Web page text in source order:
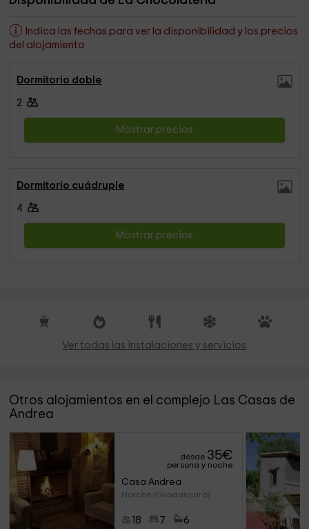
Indica las fechas para ver la disponibilidad y los precios
del alojamiento
Dormitorio doble
2
Mostrar precios
Dormitorio cuádruple
4
Mostrar precios
Ver todas las instalaciones y servicios
Otros alojamientos en el complejo Las Casas de
Andrea
desde 35€
persona y noche
Casa Andrea
Horche (Guadalajara)
18 7 6